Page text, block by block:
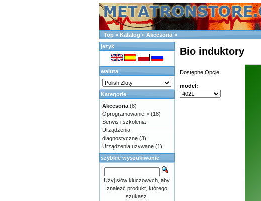
Top » Katalog » Akcesoria »
Bio induktory
Dostępne Opcje:
model:
język
waluta
Kategorie
Akcesoria (8)
Oprogramowanie-> (18)
Serwis i szkolenia
Urządzenia
diagnostyczne (3)
Urządzenia używane (1)
szybkie wyszukiwanie
Użyj słów kluczowych, aby
znaleźć produkt, którego
szukasz.